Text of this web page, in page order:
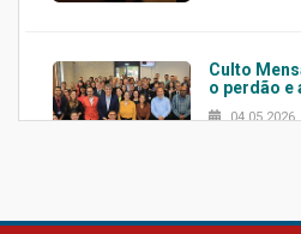
Culto
o perdão e
04.05.2026
Confira